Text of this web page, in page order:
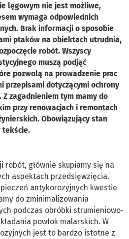
lęgowym nie jest możliwe,
wymaga odpowiednich
Brak informacji o sposobie
ptaków na obiektach utrudnia,
robót. Wszyscy
muszą podjąć
pozwolą na prowadzenie prac
przepisami dotyczącymi ochrony
zagadnieniem tym mamy do
przy renowacjach i remontach
Obowiązujący stan
tekście.
robót, głównie skupiamy się na
aspektach przedsięwzięcia.
antykorozyjnych kwestie
do zminimalizowania
podczas obróbki strumieniowo-
powłok malarskich. W
jest to bardzo istotne z